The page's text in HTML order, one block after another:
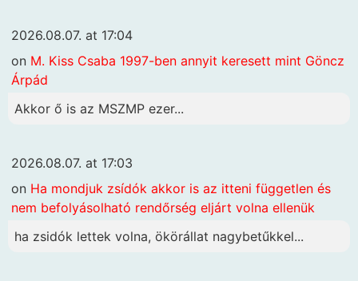
2026.08.07. at 17:04
on M. Kiss Csaba 1997-ben annyit keresett mint Göncz
Árpád
Akkor ő is az MSZMP ezer...
2026.08.07. at 17:03
on Ha mondjuk zsídók akkor is az itteni független és
nem befolyásolható rendőrség eljárt volna ellenük
ha zsidók lettek volna, ökörállat nagybetűkkel...